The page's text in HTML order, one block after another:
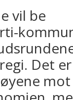
vil be
Det